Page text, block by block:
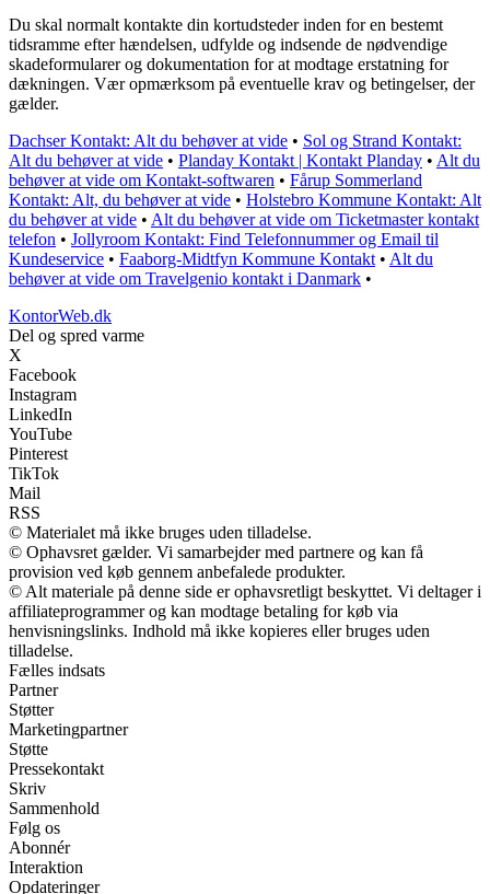
Du skal normalt kontakte din kortudsteder inden for en bestemt
tidsramme efter hændelsen, udfylde og indsende de nødvendige
skadeformularer og dokumentation for at modtage erstatning for
dækningen. Vær opmærksom på eventuelle krav og betingelser, der
gælder.
Dachser Kontakt: Alt du behøver at vide • Sol og Strand Kontakt:
Alt du behøver at vide • Planday Kontakt | Kontakt Planday • Alt du
behøver at vide om Kontakt-softwaren • Fårup Sommerland
Kontakt: Alt, du behøver at vide • Holstebro Kommune Kontakt: Alt
du behøver at vide • Alt du behøver at vide om Ticketmaster kontakt
telefon • Jollyroom Kontakt: Find Telefonnummer og Email til
Kundeservice • Faaborg-Midtfyn Kommune Kontakt • Alt du
behøver at vide om Travelgenio kontakt i Danmark •
KontorWeb.dk
Del og spred varme
X
Facebook
Instagram
LinkedIn
YouTube
Pinterest
TikTok
Mail
RSS
© Materialet må ikke bruges uden tilladelse.
© Ophavsret gælder. Vi samarbejder med partnere og kan få
provision ved køb gennem anbefalede produkter.
© Alt materiale på denne side er ophavsretligt beskyttet. Vi deltager i
affiliateprogrammer og kan modtage betaling for køb via
henvisningslinks. Indhold må ikke kopieres eller bruges uden
tilladelse.
Fælles indsats
Partner
Støtter
Marketingpartner
Støtte
Pressekontakt
Skriv
Sammenhold
Følg os
Abonnér
Interaktion
Opdateringer